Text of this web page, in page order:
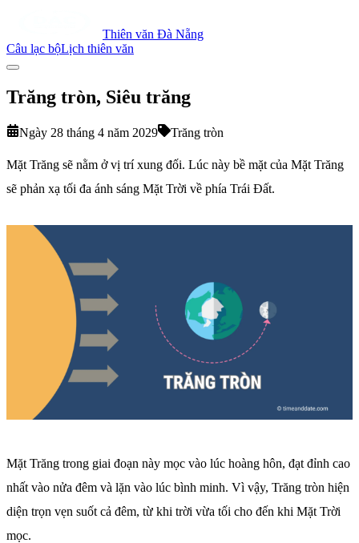
Thiên văn Đà Nẵng
Câu lạc bộLịch thiên văn
Trăng tròn, Siêu trăng
Ngày 28 tháng 4 năm 2029 Trăng tròn
Mặt Trăng sẽ nằm ở vị trí xung đối. Lúc này bề mặt của Mặt Trăng
sẽ phản xạ tối đa ánh sáng Mặt Trời về phía Trái Đất.
Mặt Trăng trong giai đoạn này mọc vào lúc hoàng hôn, đạt đỉnh cao
nhất vào nửa đêm và lặn vào lúc bình minh. Vì vậy, Trăng tròn hiện
diện trọn vẹn suốt cả đêm, từ khi trời vừa tối cho đến khi Mặt Trời
mọc.